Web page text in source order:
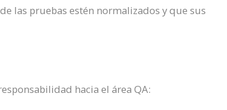
las pruebas estén normalizados y que sus
hacia el área QA: